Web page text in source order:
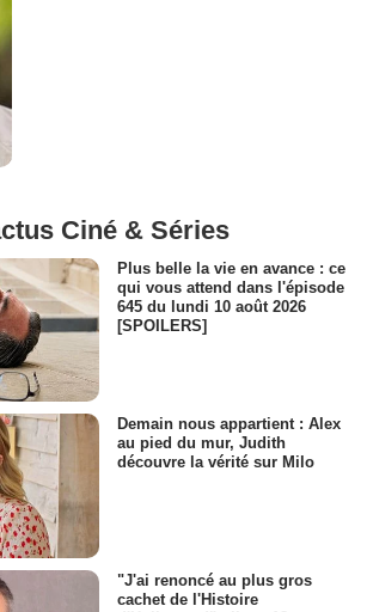
Ciné & Séries
Plus belle la vie en avance : ce
qui vous attend dans l'épisode
645 du lundi 10 août 2026
[SPOILERS]
Demain nous appartient : Alex
au pied du mur, Judith
découvre la vérité sur Milo
"J'ai renoncé au plus gros
cachet de l'Histoire